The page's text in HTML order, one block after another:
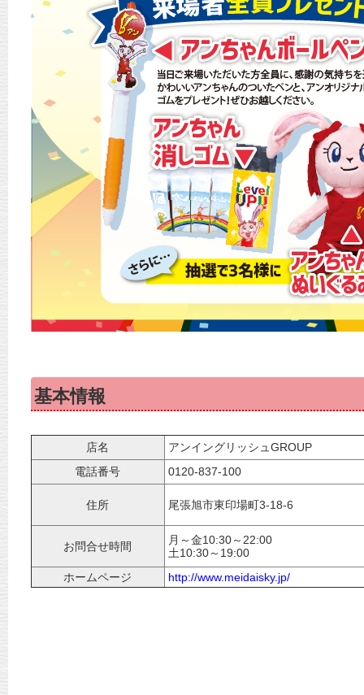
基本情報
店名
アンイングリッシュGROUP
電話番号
0120-837-100
住所 尾張旭市東印場町3-18-6
お問合せ時間
月～金10:30～22:00
土10:30～19:00
ホームページ
http://www.meidaisky.jp/